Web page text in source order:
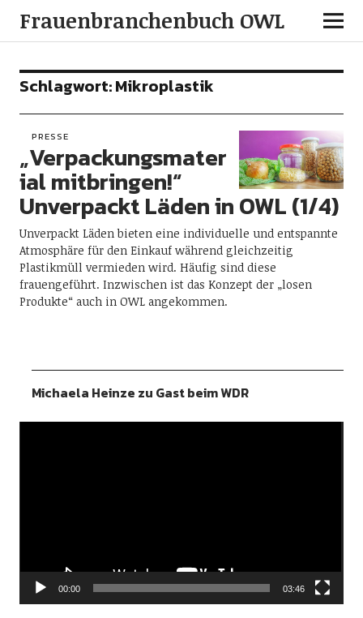
Frauenbranchenbuch OWL
Schlagwort:Mikroplastik
PRESSE
„Verpackungsmater
ial mitbringen!“
Unverpackt Läden in OWL (1/4)
Unverpackt Läden bieten eine individuelle und entspannte
Atmosphäre für den Einkauf während gleichzeitig
Plastikmüll vermieden wird. Häufig sind diese
frauengeführt. Inzwischen ist das Konzept der „losen
Produkte“ auch in OWL angekommen.
Michaela Heinze zu Gast beim WDR
00:00 03:46